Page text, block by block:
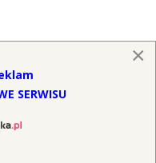
×
SERWISU